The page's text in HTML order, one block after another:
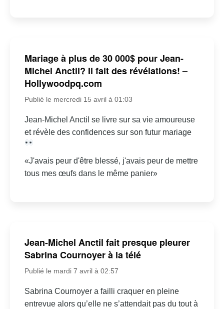
Mariage à plus de 30 000$ pour Jean-
Michel Anctil? Il fait des révélations! –
Hollywoodpq.com
Publié le mercredi 15 avril à 01:03
Jean-Michel Anctil se livre sur sa vie amoureuse
et révèle des confidences sur son futur mariage
«J'avais peur d'être blessé, j'avais peur de mettre
tous mes œufs dans le même panier»
Jean-Michel Anctil fait presque pleurer
Sabrina Cournoyer à la télé
Publié le mardi 7 avril à 02:57
Sabrina Cournoyer a failli craquer en pleine
entrevue alors qu’elle ne s’attendait pas du tout à